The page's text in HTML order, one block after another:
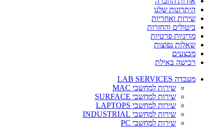
היתרונות שלנו
שירות ואחריות
ביטולים והחזרות
מדיניות פרטיות
שאלות נפוצות
מבצעים
רכישה באילת
מעבדה LAB SERVICES
שירות למחשבי MAC
שירות למחשבי SURFACE
שירות למחשבי LAPTOPS
שירות למחשבי INDUSTRIAL
שירות למחשבי PC